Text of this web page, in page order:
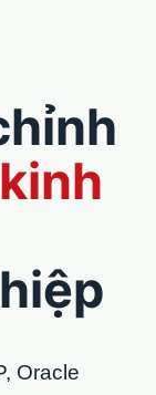
Oracle